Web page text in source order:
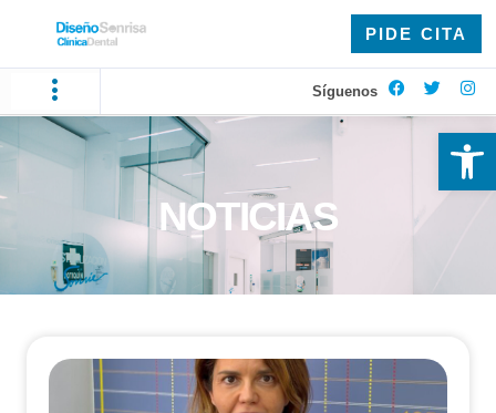
PIDE CITA
Síguenos
NOTICIAS